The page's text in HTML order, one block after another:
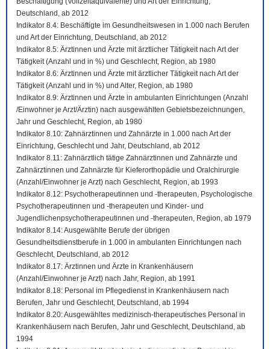
Deutschland, ab 2012
Indikator 8.4: Beschäftigte im Gesundheitswesen in 1.000 nach Berufen
und Art der Einrichtung, Deutschland, ab 2012
Indikator 8.5: Ärztinnen und Ärzte mit ärztlicher Tätigkeit nach Art der
Tätigkeit (Anzahl und in %) und Geschlecht, Region, ab 1980
Indikator 8.6: Ärztinnen und Ärzte mit ärztlicher Tätigkeit nach Art der
Tätigkeit (Anzahl und in %) und Alter, Region, ab 1980
Indikator 8.9: Ärztinnen und Ärzte in ambulanten Einrichtungen (Anzahl
/Einwohner je Arzt/Ärztin) nach ausgewählten Gebietsbezeichnungen,
Jahr und Geschlecht, Region, ab 1980
Indikator 8.10: Zahnärztinnen und Zahnärzte in 1.000 nach Art der
Einrichtung, Geschlecht und Jahr, Deutschland, ab 2012
Indikator 8.11: Zahnärztlich tätige Zahnärztinnen und Zahnärzte und
Zahnärztinnen und Zahnärzte für Kieferorthopädie und Oralchirurgie
(Anzahl/Einwohner je Arzt) nach Geschlecht, Region, ab 1993
Indikator 8.12: Psychotherapeutinnen und -therapeuten, Psychologische
Psychotherapeutinnen und -therapeuten und Kinder- und
Jugendlichenpsychotherapeutinnen und -therapeuten, Region, ab 1979
Indikator 8.14: Ausgewählte Berufe der übrigen
Gesundheitsdienstberufe in 1.000 in ambulanten Einrichtungen nach
Geschlecht, Deutschland, ab 2012
Indikator 8.17: Ärztinnen und Ärzte in Krankenhäusern
(Anzahl/Einwohner je Arzt) nach Jahr, Region, ab 1991
Indikator 8.18: Personal im Pflegedienst in Krankenhäusern nach
Berufen, Jahr und Geschlecht, Deutschland, ab 1994
Indikator 8.20: Ausgewähltes medizinisch-therapeutisches Personal in
Krankenhäusern nach Berufen, Jahr und Geschlecht, Deutschland, ab
1994